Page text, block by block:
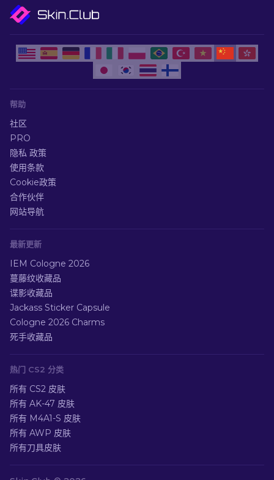
帮助
社区
PRO
隐私 政策
使用条款
Cookie政策
合作伙伴
网站导航
最新更新
IEM Cologne 2026
蔓藤纹收藏品
谍影收藏品
Jackass Sticker Capsule
Cologne 2026 Charms
死手收藏品
热门 CS2 分类
所有 CS2 皮肤
所有 AK-47 皮肤
所有 M4A1-S 皮肤
所有 AWP 皮肤
所有刀具皮肤